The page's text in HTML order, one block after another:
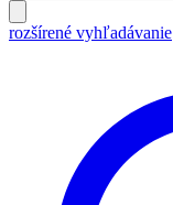
rozšírené vyhľadávanie